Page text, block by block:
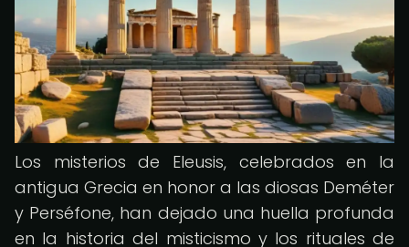
Los misterios de Eleusis, celebrados en la
antigua Grecia en honor a las diosas Deméter
y Perséfone, han dejado una huella profunda
en la historia del misticismo y los rituales de